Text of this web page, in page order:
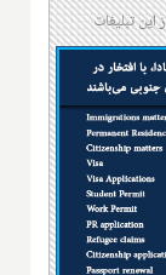
تبلیغات